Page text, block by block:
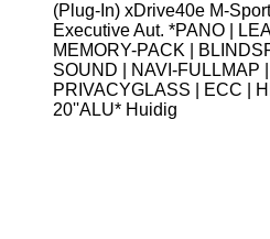
(Plug-In) xDrive40e M-
Executive Aut. *PANO |
MEMORY-PACK |
SOUND | NAVI-FULLMAP
PRIVACYGLASS | ECC |
20''ALU* Huidig